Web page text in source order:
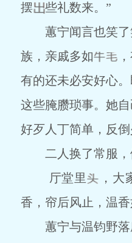
摆
些礼数来。”
蕙宁闻言也笑了
族，亲戚多如
有的还未必安好心
这些腌臜琐事。她自
好歹人丁简单，反倒
二人换了常服，
厅堂里
，大
香，帘后风止，温香
蕙宁与温钧野落